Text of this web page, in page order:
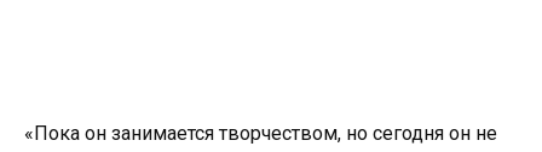
«Пока он занимается творчеством, но сегодня он не